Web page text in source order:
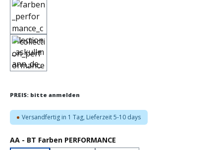
PREIS: bitte anmelden
Versandfertig in 1 Tag, Lieferzeit 5-10 days
AA - BT Farben PERFORMANCE